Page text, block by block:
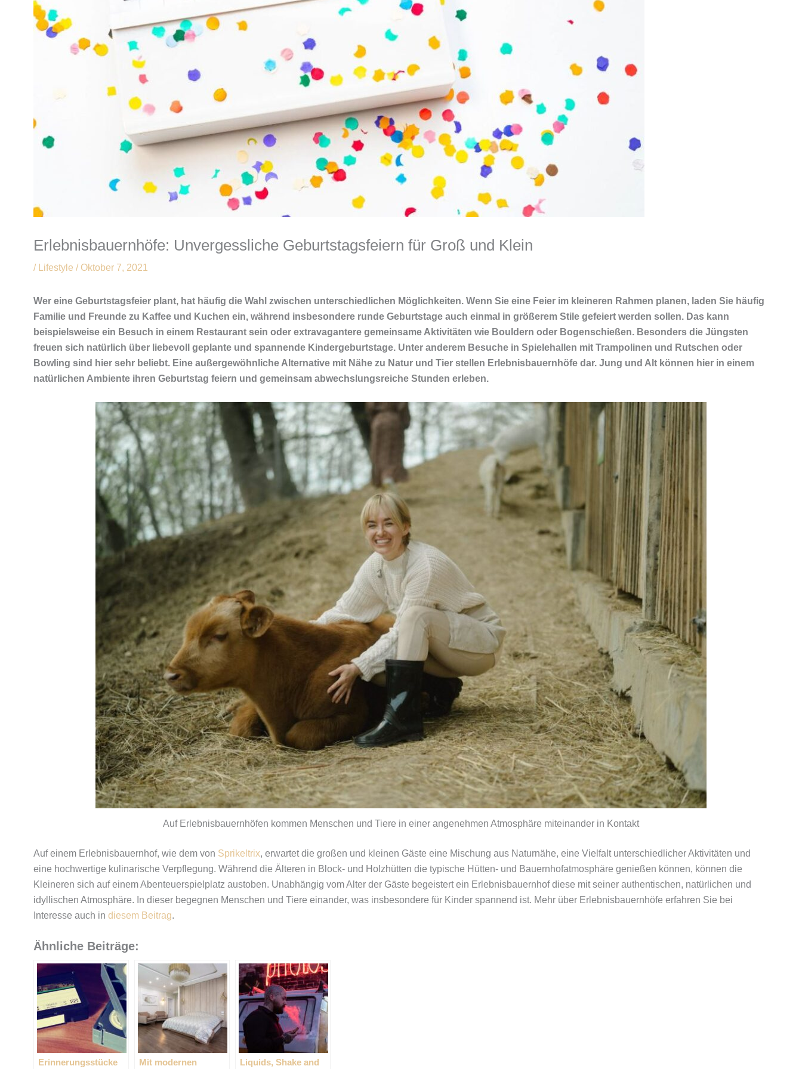
Erlebnisbauernhöfe: Unvergessliche Geburtstagsfeiern für Groß und Klein
/ Lifestyle / Oktober 7, 2021
Wer eine Geburtstagsfeier plant, hat häufig die Wahl zwischen unterschiedlichen Möglichkeiten. Wenn Sie eine Feier im kleineren Rahmen planen, laden Sie häufig
Familie und Freunde zu Kaffee und Kuchen ein, während insbesondere runde Geburtstage auch einmal in größerem Stile gefeiert werden sollen. Das kann
beispielsweise ein Besuch in einem Restaurant sein oder extravagantere gemeinsame Aktivitäten wie Bouldern oder Bogenschießen. Besonders die Jüngsten
freuen sich natürlich über liebevoll geplante und spannende Kindergeburtstage. Unter anderem Besuche in Spielehallen mit Trampolinen und Rutschen oder
Bowling sind hier sehr beliebt. Eine außergewöhnliche Alternative mit Nähe zu Natur und Tier stellen Erlebnisbauernhöfe dar. Jung und Alt können hier in einem
natürlichen Ambiente ihren Geburtstag feiern und gemeinsam abwechslungsreiche Stunden erleben.
Auf Erlebnisbauernhöfen kommen Menschen und Tiere in einer angenehmen Atmosphäre miteinander in Kontakt
Auf einem Erlebnisbauernhof, wie dem von Sprikeltrix, erwartet die großen und kleinen Gäste eine Mischung aus Naturnähe, eine Vielfalt unterschiedlicher Aktivitäten und
eine hochwertige kulinarische Verpflegung. Während die Älteren in Block- und Holzhütten die typische Hütten- und Bauernhofatmosphäre genießen können, können die
Kleineren sich auf einem Abenteuerspielplatz austoben. Unabhängig vom Alter der Gäste begeistert ein Erlebnisbauernhof diese mit seiner authentischen, natürlichen und
idyllischen Atmosphäre. In dieser begegnen Menschen und Tiere einander, was insbesondere für Kinder spannend ist. Mehr über Erlebnisbauernhöfe erfahren Sie bei
Interesse auch in diesem Beitrag.
Ähnliche Beiträge:
Erinnerungsstücke Mit modernen Liquids, Shake and